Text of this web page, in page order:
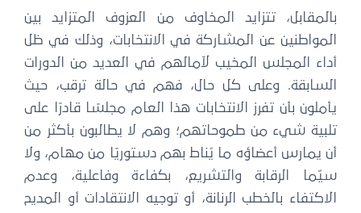
بالمقابل، تتزايد المخاوف من العزوف المتزايد بين
المواطنين عن المشاركة في الانتخابات، وذلك في ظل
أداء المجلس المخيب لآمالهم في العديد من الدورات
السابقة. وعلى كل حال، فهم في حالة ترقب، حيث
يأملون بأن تفرز الانتخابات هذا العام مجلسًا قادرًا على
تلبية شيء من طموحاتهم؛ وهم لا يطالبون بأكثر من
أن يمارس أعضاؤه ما يُناط بهم دستوريًا من مهام، ولا
سيّما الرقابة والتشريع، بكفاءة وفاعلية، وعدم
الاكتفاء بالخطب الرنانة، أو توجيه الانتقادات أو المديح